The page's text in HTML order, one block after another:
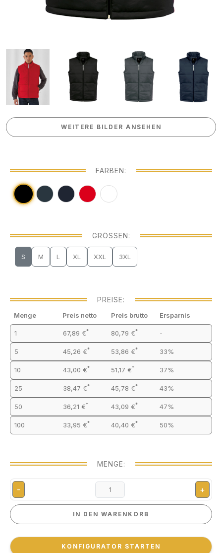
WEITERE BILDER ANSEHEN
WEITERE BILDER ANSEHEN
FARBEN:
GRÖSSEN:
S M L XL XXL 3XL
PREISE:
Menge Preis netto Preis brutto Ersparnis
1 67,89 €* 80,79 €* -
5 45,26 €* 53,86 €* 33%
10 43,00 €* 51,17 €* 37%
25 38,47 €* 45,78 €* 43%
50 36,21 €* 43,09 €* 47%
100 33,95 €* 40,40 €* 50%
MENGE:
- +
IN DEN WARENKORB
IN DEN WARENKORB
KONFIGURATOR STARTEN
KONFIGURATOR STARTEN